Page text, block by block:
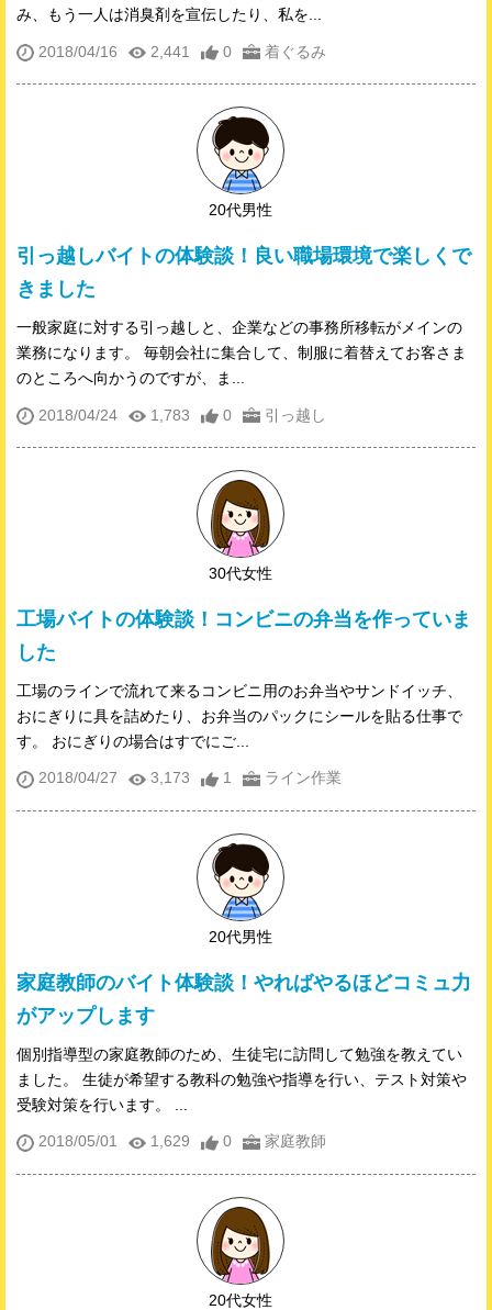
み、もう一人は消臭剤を宣伝したり、私を...
2018/04/16 2,441 0 着ぐるみ
20代男性
引っ越しバイトの体験談！良い職場環境で楽しくで
きました
一般家庭に対する引っ越しと、企業などの事務所移転がメインの
業務になります。 毎朝会社に集合して、制服に着替えてお客さま
のところへ向かうのですが、ま...
2018/04/24 1,783 0 引っ越し
30代女性
工場バイトの体験談！コンビニの弁当を作っていま
した
工場のラインで流れて来るコンビニ用のお弁当やサンドイッチ、
おにぎりに具を詰めたり、お弁当のパックにシールを貼る仕事で
す。 おにぎりの場合はすでにご...
2018/04/27 3,173 1 ライン作業
20代男性
家庭教師のバイト体験談！やればやるほどコミュ力
がアップします
個別指導型の家庭教師のため、生徒宅に訪問して勉強を教えてい
ました。 生徒が希望する教科の勉強や指導を行い、テスト対策や
受験対策を行います。 ...
2018/05/01 1,629 0 家庭教師
20代女性